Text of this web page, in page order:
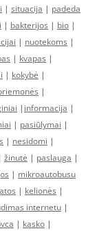
| situacija | padeda
| bakterijos | bio |
| nuotekoms |
| kvapas |
| kokybė |
|
| informacija |
| pasiūlymai |
| nesidomi |
žinutė | paslauga |
| mikroautobusu
| kelionės |
internetu |
| kasko |